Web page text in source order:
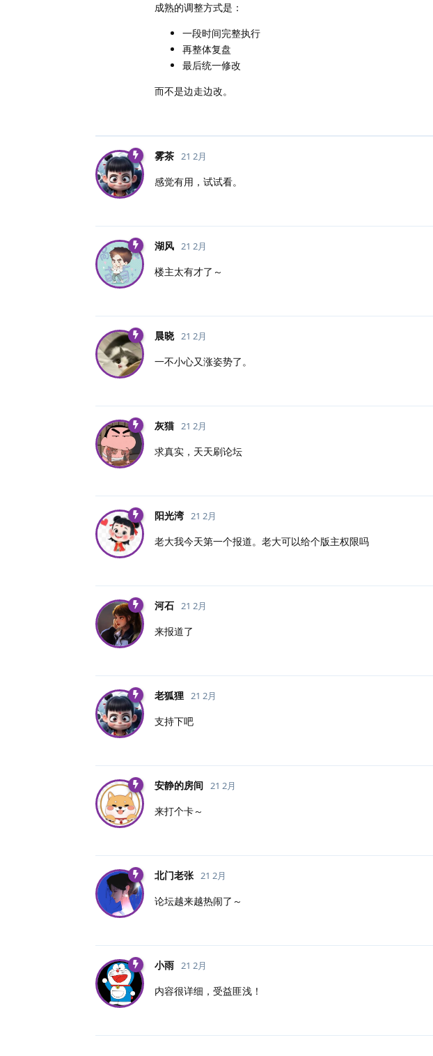
成熟的调整方式是：
一段时间完整执行
再整体复盘
最后统一修改
而不是边走边改。
雾茶 21 2月
感觉有用，试试看。
湖风 21 2月
楼主太有才了～
晨晓 21 2月
一不小心又涨姿势了。
灰猫 21 2月
求真实，天天刷论坛
阳光湾 21 2月
老大我今天第一个报道。老大可以给个版主权限吗
河石 21 2月
来报道了
老狐狸 21 2月
支持下吧
安静的房间 21 2月
来打个卡～
北门老张 21 2月
论坛越来越热闹了～
小雨 21 2月
内容很详细，受益匪浅！